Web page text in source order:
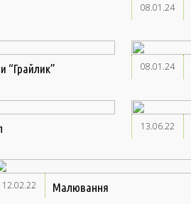
08.01.24
“Грайлик” 08.01.24
13.06.22
12.02.22 Малювання